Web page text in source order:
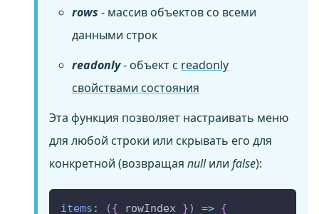
rows - массив объектов со всеми
данными строк
readonly- объект с readonly
свойствами состояния
Эта функция позволяет настраивать меню
для любой строки или скрывать его для
конкретной (возвращая nullили false):
items : ({ rowIndex }) => {